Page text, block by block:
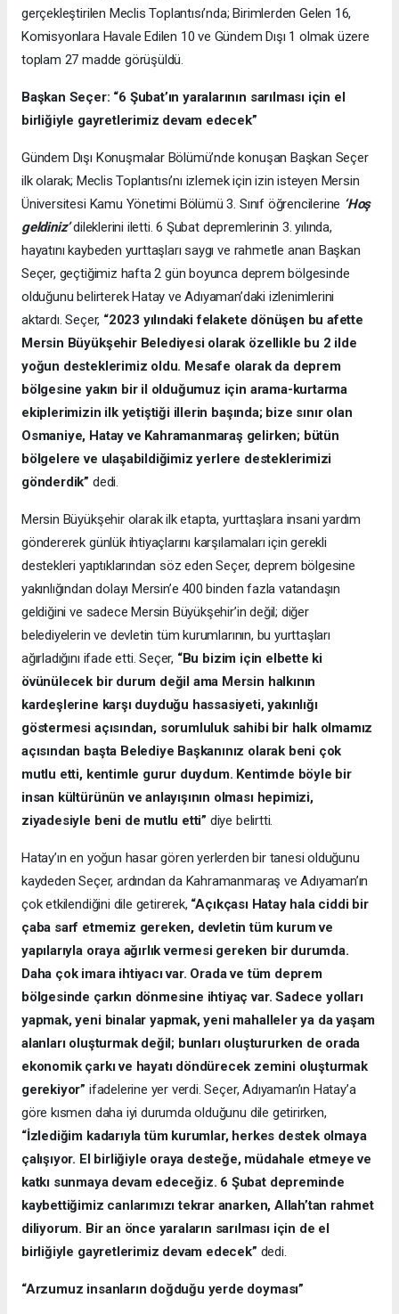
gerçekleştirilen Meclis Toplantısı’nda; Birimlerden Gelen 16,
Komisyonlara Havale Edilen 10 ve Gündem Dışı 1 olmak üzere
toplam 27 madde görüşüldü.
Başkan Seçer: “6 Şubat’ın yaralarının sarılması için el
birliğiyle gayretlerimiz devam edecek”
Gündem Dışı Konuşmalar Bölümü’nde konuşan Başkan Seçer
ilk olarak; Meclis Toplantısı’nı izlemek için izin isteyen Mersin
Üniversitesi Kamu Yönetimi Bölümü 3. Sınıf öğrencilerine ‘Hoş
geldiniz’dileklerini iletti. 6 Şubat depremlerinin 3. yılında,
hayatını kaybeden yurttaşları saygı ve rahmetle anan Başkan
Seçer, geçtiğimiz hafta 2 gün boyunca deprem bölgesinde
olduğunu belirterek Hatay ve Adıyaman’daki izlenimlerini
aktardı. Seçer, “2023 yılındaki felakete dönüşen bu afette
Mersin Büyükşehir Belediyesi olarak özellikle bu 2 ilde
yoğun desteklerimiz oldu. Mesafe olarak da deprem
bölgesine yakın bir il olduğumuz için arama-kurtarma
ekiplerimizin ilk yetiştiği illerin başında; bize sınır olan
Osmaniye, Hatay ve Kahramanmaraş gelirken; bütün
bölgelere ve ulaşabildiğimiz yerlere desteklerimizi
gönderdik” dedi.
Mersin Büyükşehir olarak ilk etapta, yurttaşlara insani yardım
göndererek günlük ihtiyaçlarını karşılamaları için gerekli
destekleri yaptıklarından söz eden Seçer, deprem bölgesine
yakınlığından dolayı Mersin’e 400 binden fazla vatandaşın
geldiğini ve sadece Mersin Büyükşehir’in değil; diğer
belediyelerin ve devletin tüm kurumlarının, bu yurttaşları
ağırladığını ifade etti. Seçer, “Bu bizim için elbette ki
övünülecek bir durum değil ama Mersin halkının
kardeşlerine karşı duyduğu hassasiyeti, yakınlığı
göstermesi açısından, sorumluluk sahibi bir halk olmamız
açısından başta Belediye Başkanınız olarak beni çok
mutlu etti, kentimle gurur duydum. Kentimde böyle bir
insan kültürünün ve anlayışının olması hepimizi,
ziyadesiyle beni de mutlu etti” diye belirtti.
Hatay’ın en yoğun hasar gören yerlerden bir tanesi olduğunu
kaydeden Seçer, ardından da Kahramanmaraş ve Adıyaman’ın
çok etkilendiğini dile getirerek, “Açıkçası Hatay hala ciddi bir
çaba sarf etmemiz gereken, devletin tüm kurum ve
yapılarıyla oraya ağırlık vermesi gereken bir durumda.
Daha çok imara ihtiyacı var. Orada ve tüm deprem
bölgesinde çarkın dönmesine ihtiyaç var. Sadece yolları
yapmak, yeni binalar yapmak, yeni mahalleler ya da yaşam
alanları oluşturmak değil; bunları oluştururken de orada
ekonomik çarkı ve hayatı döndürecek zemini oluşturmak
gerekiyor” ifadelerine yer verdi. Seçer, Adıyaman’ın Hatay’a
göre kısmen daha iyi durumda olduğunu dile getirirken,
“İzlediğim kadarıyla tüm kurumlar, herkes destek olmaya
çalışıyor. El birliğiyle oraya desteğe, müdahale etmeye ve
katkı sunmaya devam edeceğiz. 6 Şubat depreminde
kaybettiğimiz canlarımızı tekrar anarken, Allah’tan rahmet
diliyorum. Bir an önce yaraların sarılması için de el
birliğiyle gayretlerimiz devam edecek” dedi.
“Arzumuz insanların doğduğu yerde doyması”